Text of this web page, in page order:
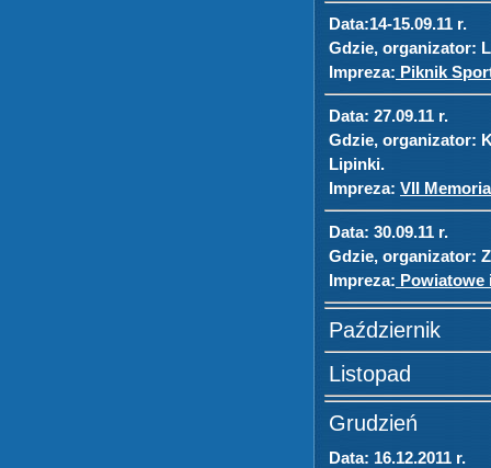
Data:14-15.09.11 r.
Gdzie, organizator:
Impreza: Piknik
Data: 27.09.11 r.
Gdzie, organizator:
Lipinki.
Impreza: VII
Data: 30.09.11 r.
Gdzie, organizator:
Impreza: Powiatowe
Październik
Listopad
Grudzień
Data: 16.12.2011 r.